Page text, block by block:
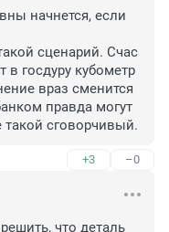
начнется, если
сценарий. Счас
в госдуру кубометр
враз сменится
правда могут
такой сговорчивый.
+3 –0
что деталь